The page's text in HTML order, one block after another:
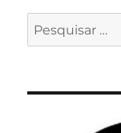
Pesquisar
por: